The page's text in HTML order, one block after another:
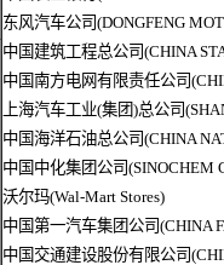
东风汽车公司(DONGFENG
中国建筑工程总公司(CHINA
中国南方电网有限责任公司
上海汽车工业(集团)总公司
中国海洋石油总公司(CHINA
中国中化集团公司(SINOCHEM
沃尔玛(Wal-Mart Stores)
中国第一汽车集团公司(CHINA
中国交通建设股份有限公司